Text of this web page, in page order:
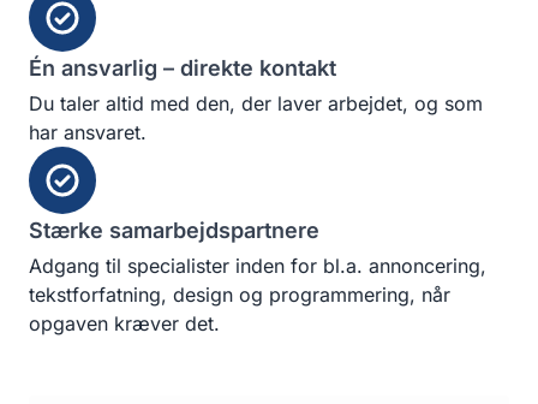
Én ansvarlig – direkte kontakt
Du taler altid med den, der laver arbejdet, og som
har ansvaret.
Stærke samarbejdspartnere
Adgang til specialister inden for bl.a. annoncering,
tekstforfatning, design og programmering, når
opgaven kræver det.